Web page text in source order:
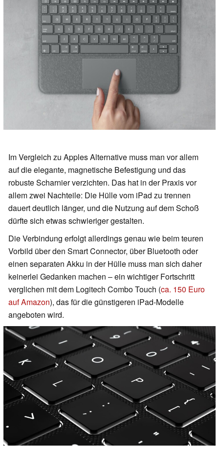
Im Vergleich zu Apples Alternative muss man vor allem
auf die elegante, magnetische Befestigung und das
robuste Scharnier verzichten. Das hat in der Praxis vor
allem zwei Nachteile: Die Hülle vom iPad zu trennen
dauert deutlich länger, und die Nutzung auf dem Schoß
dürfte sich etwas schwieriger gestalten.
Die Verbindung erfolgt allerdings genau wie beim teuren
Vorbild über den Smart Connector, über Bluetooth oder
einen separaten Akku in der Hülle muss man sich daher
keinerlei Gedanken machen – ein wichtiger Fortschritt
verglichen mit dem Logitech Combo Touch (ca. 150 Euro
auf Amazon), das für die günstigeren iPad-Modelle
angeboten wird.